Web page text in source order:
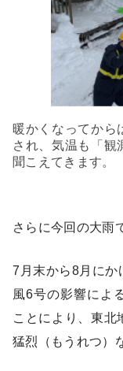
暖かくなってから
され、気温も「観
聞こえてきます。
さらに今回の大雨
7月末から8月にか
風6号の影響によ
ことにより、東北
猛烈（もうれつ）